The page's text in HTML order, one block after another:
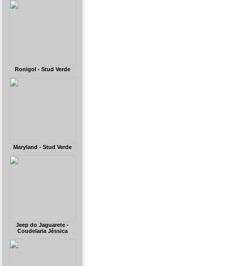
Ronigol - Stud Verde
Maryland - Stud Verde
Jeep do Jaguarete -
Coudelaria Jéssica